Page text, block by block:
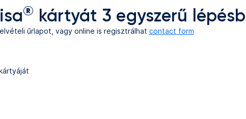
® kártyát 3 egyszerű
űrlapot, vagy online is regisztrálhat contact form